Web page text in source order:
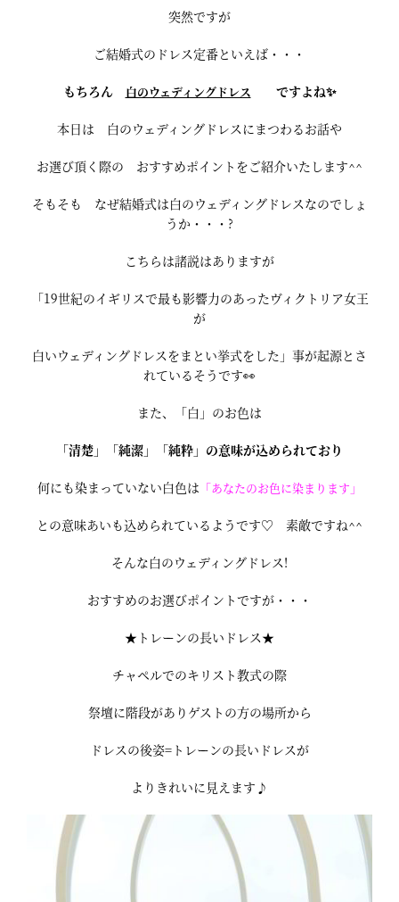
突然ですが
ご結婚式のドレス定番といえば・・・
もちろん 白のウェディングドレス ですよね✨
本日は 白のウェディングドレスにまつわるお話や
お選び頂く際の おすすめポイントをご紹介いたします^^
そもそも なぜ結婚式は白のウェディングドレスなのでしょ
うか・・・?
こちらは諸説はありますが
「19世紀のイギリスで最も影響力のあったヴィクトリア女王
が
白いウェディングドレスをまとい挙式をした」事が起源とさ
れているそうです👀
また、「白」のお色は
「清楚」「純潔」「純粋」の意味が込められており
何にも染まっていない白色は 「あなたのお色に染まります」
との意味あいも込められているようです♡ 素敵ですね^^
そんな白のウェディングドレス!
おすすめのお選びポイントですが・・・
★トレーンの長いドレス★
チャペルでのキリスト教式の際
祭壇に階段がありゲストの方の場所から
ドレスの後姿=トレーンの長いドレスが
よりきれいに見えます♪